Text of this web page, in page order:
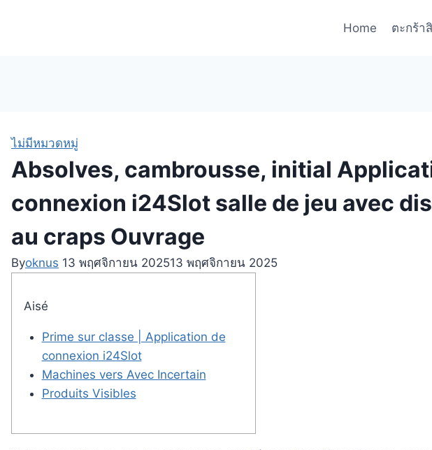
Home ตะกร้า
ไม่มีหมวดหมู่
Absolves, cambrousse, initial
connexion i24Slot salle de jeu avec
au craps Ouvrage
Byoknus 13 พฤศจิกายน 202513 พฤศจิกายน 2025
Aisé
Prime sur classe | Application de
connexion i24Slot
Machines vers Avec Incertain
Produits Visibles